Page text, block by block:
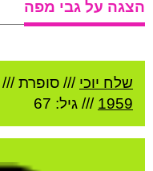
הצגה על גבי מפה
שלח יוכי /// סופרת ///
1959 /// גיל: 67